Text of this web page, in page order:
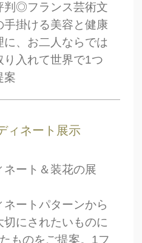
判◎フランス芸術文
掛ける美容と健康
、お二人ならでは
入れて世界で1つ
案
ィネート展示
ネート＆装花の展
ートパターンから
にされたいものに
ものをご提案。1フ